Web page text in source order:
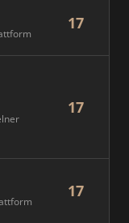
17
17
17